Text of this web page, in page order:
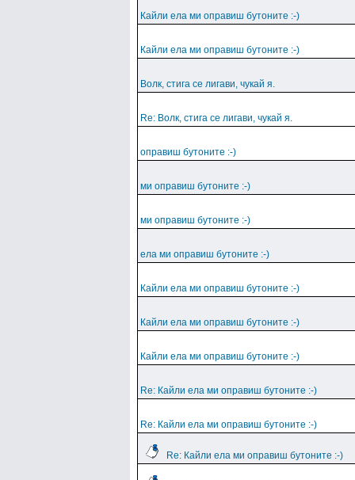
Кайли ела ми оправиш бутоните :-)
Кайли ела ми оправиш бутоните :-)
Волк, стига се лигави, чукай я.
Re: Волк, стига се лигави, чукай я.
оправиш бутоните :-)
ми оправиш бутоните :-)
ми оправиш бутоните :-)
ела ми оправиш бутоните :-)
Кайли ела ми оправиш бутоните :-)
Кайли ела ми оправиш бутоните :-)
Кайли ела ми оправиш бутоните :-)
Re: Кайли ела ми оправиш бутоните :-)
Re: Кайли ела ми оправиш бутоните :-)
Re: Кайли ела ми оправиш бутоните :-)